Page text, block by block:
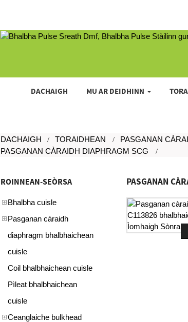
DACHAIGH MU AR DEIDHINN
DACHAIGH TORAIDHEAN
PASGANAN
PASGANAN CÀRAIDH DIAPHRAGM SCG
ROINNEAN-SEÒRSA
Bhalbha cuisle
Pasganan càraidh
diaphragm bhalbhaichean
cuisle
Coil bhalbhaichean cuisle
Pìleat bhalbhaichean
cuisle
Ceanglaiche bulkhead
PASGANAN